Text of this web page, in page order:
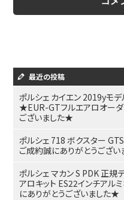
最近の投稿
ポルシェ カイエン 2019yモ
★EUR-GTフルエアロオー
ございました★
ポルシェ 718 ボクスター
ご成約誠にありがとうござ
ポルシェ マカン S PDK 正規
アロキット ES22インチアル
にありがとうございました★